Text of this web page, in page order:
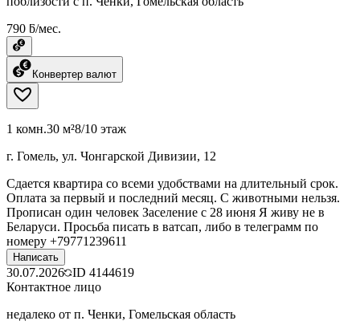
790 ƃ/мес.
Конвертер валют
1 комн.30 м²8/10 этаж
г. Гомель, ул. Чонгарской Дивизии, 12
Сдается квартира со всеми удобствами на длительный срок.
Оплата за первый и последний месяц. С животными нельзя.
Прописан один человек Заселение с 28 июня Я живу не в
Беларуси. Просьба писать в ватсап, либо в телеграмм по
номеру +79771239611
Написать
30.07.2026 ID 4144619
Контактное лицо
недалеко от п. Ченки, Гомельская область